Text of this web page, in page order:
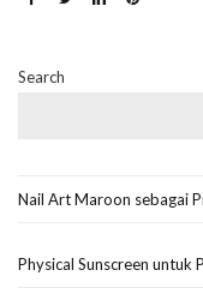
Search
Nail Art Maroon sebagai
Physical Sunscreen untuk